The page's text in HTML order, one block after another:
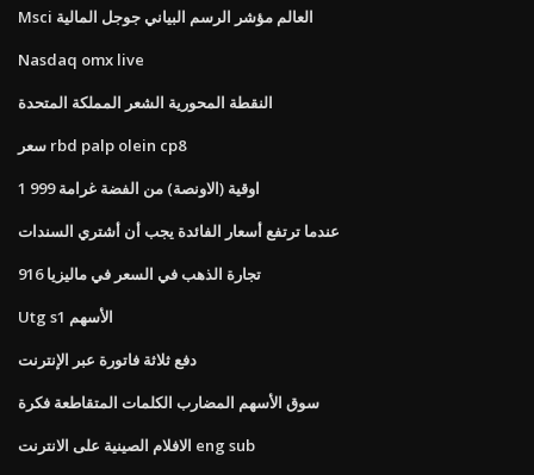
Msci العالم مؤشر الرسم البياني جوجل المالية
Nasdaq omx live
النقطة المحورية الشعر المملكة المتحدة
سعر rbd palp olein cp8
1 اوقية (الاونصة) من الفضة غرامة 999
عندما ترتفع أسعار الفائدة يجب أن أشتري السندات
916 تجارة الذهب في السعر في ماليزيا
Utg s1 الأسهم
دفع ثلاثة فاتورة عبر الإنترنت
سوق الأسهم المضارب الكلمات المتقاطعة فكرة
الافلام الصينية على الانترنت eng sub